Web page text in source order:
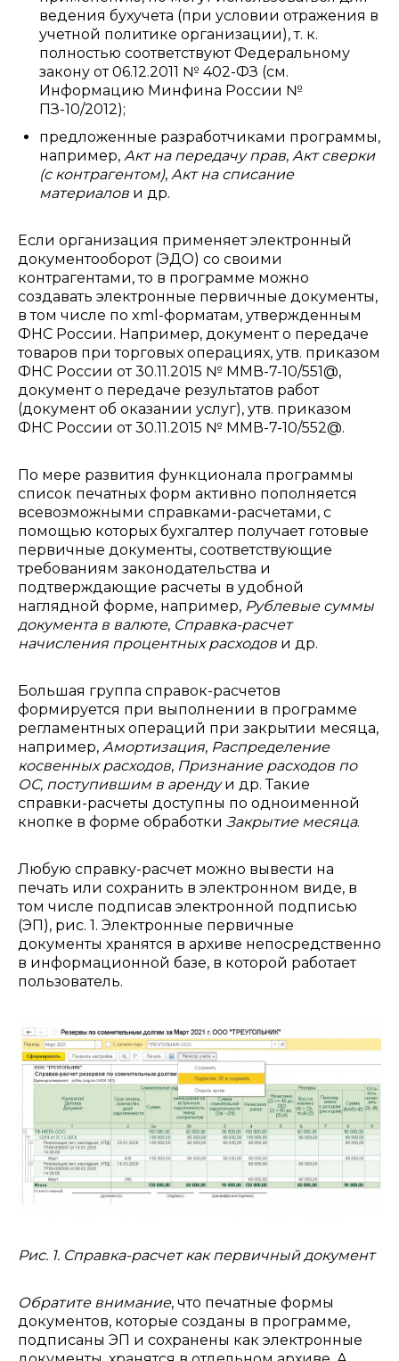
ведения бухучета (при условии отражения в
учетной политике организации), т. к.
полностью соответствуют Федеральному
закону от 06.12.2011 № 402-ФЗ (см.
Информацию Минфина России №
ПЗ-10/2012);
предложенные разработчиками программы,
например, Акт на передачу прав, Акт сверки
(с контрагентом), Акт на списание
материалов и др.
Если организация применяет электронный
документооборот (ЭДО) со своими
контрагентами, то в программе можно
создавать электронные первичные документы,
в том числе по xml-форматам, утвержденным
ФНС России. Например, документ о передаче
товаров при торговых операциях, утв. приказом
ФНС России от 30.11.2015 № ММВ-7-10/551@,
документ о передаче результатов работ
(документ об оказании услуг), утв. приказом
ФНС России от 30.11.2015 № ММВ-7-10/552@.
По мере развития функционала программы
список печатных форм активно пополняется
всевозможными справками-расчетами, с
помощью которых бухгалтер получает готовые
первичные документы, соответствующие
требованиям законодательства и
подтверждающие расчеты в удобной
наглядной форме, например, Рублевые суммы
документа в валюте, Справка-расчет
начисления процентных расходов и др.
Большая группа справок-расчетов
формируется при выполнении в программе
регламентных операций при закрытии месяца,
например, Амортизация, Распределение
косвенных расходов, Признание расходов по
ОС, поступившим в арендуи др. Такие
справки-расчеты доступны по одноименной
кнопке в форме обработки Закрытие месяца.
Любую справку-расчет можно вывести на
печать или сохранить в электронном виде, в
том числе подписав электронной подписью
(ЭП), рис. 1. Электронные первичные
документы хранятся в архиве непосредственно
в информационной базе, в которой работает
пользователь.
Рис. 1. Справка-расчет как первичный документ
Обратите внимание, что печатные формы
документов, которые созданы в программе,
подписаны ЭП и сохранены как электронные